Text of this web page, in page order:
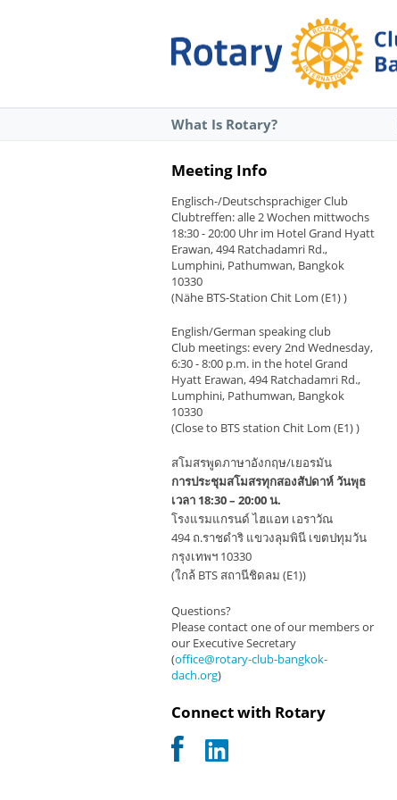
What Is Rotary?
Meeting Info
Englisch-/Deutschsprachiger Club
Clubtreffen: alle 2 Wochen mittwochs
18:30 - 20:00 Uhr im Hotel Grand Hyatt
Erawan, 494 Ratchadamri Rd.,
Lumphini, Pathumwan, Bangkok
10330
(Nähe BTS-Station Chit Lom (E1) )
English/German speaking club
Club meetings: every 2nd Wednesday,
6:30 - 8:00 p.m. in the hotel Grand
Hyatt Erawan, 494 Ratchadamri Rd.,
Lumphini, Pathumwan, Bangkok
10330
(Close to BTS station Chit Lom (E1) )
สโมสรพูดภาษาอังกฤษ/เยอรมัน
การประชุมสโมสรทุกสองสัปดาห์ วันพุธ
เวลา 18:30 – 20:00 น.
โรงแรมแกรนด์ ไฮแอท เอราวัณ
494 ถ.ราชดำริ แขวงลุมพินี เขตปทุมวัน
กรุงเทพฯ 10330
(ใกล้ BTS สถานีชิดลม (E1))
Questions?
Please contact one of our members or
our Executive Secretary
(office@rotary-club-bangkok-
dach.org)
Connect with Rotary